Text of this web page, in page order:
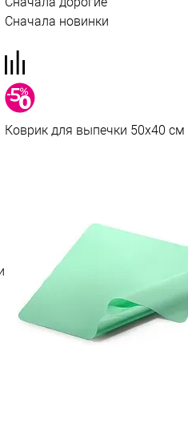
Сначала новинки
Коврик для выпечки 50x40 см